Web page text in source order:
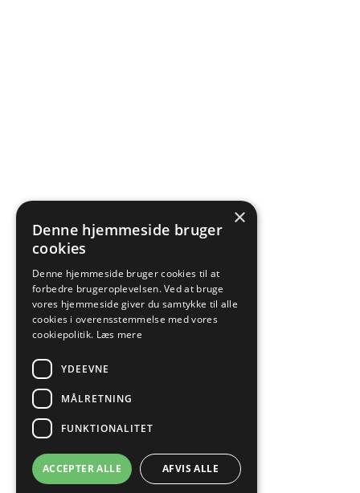
×
Denne hjemmeside bruger
cookies
Denne hjemmeside bruger cookies til at
forbedre brugeroplevelsen. Ved at bruge
vores hjemmeside giver du samtykke til alle
cookies i overensstemmelse med vores
cookiepolitik. Læs mere
YDEEVNE
MÅLRETNING
FUNKTIONALITET
ACCEPTER ALLE AFVIS ALLE